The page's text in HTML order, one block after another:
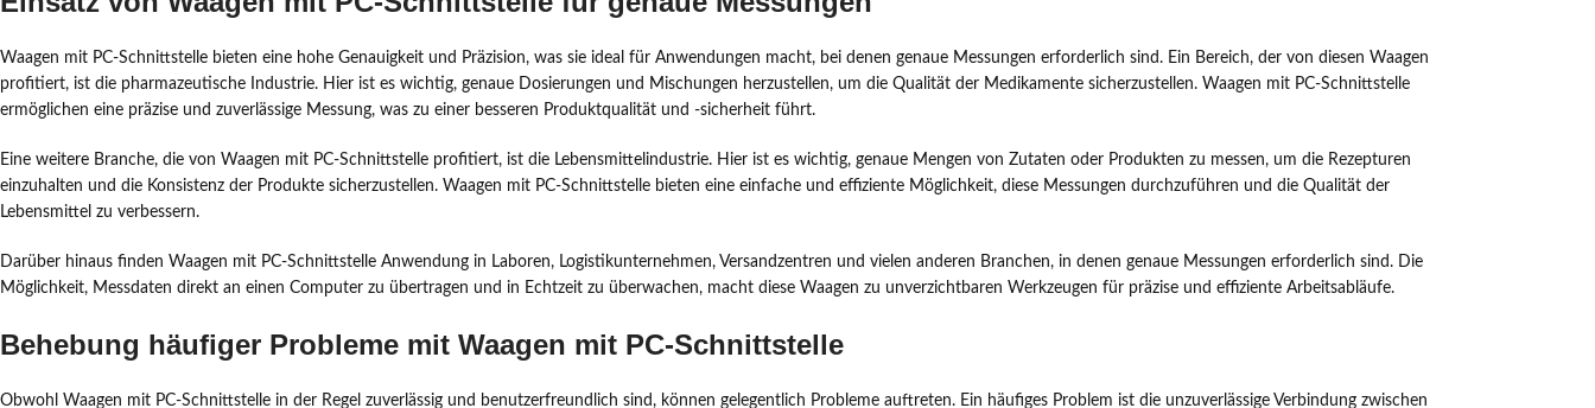
Waagen mit PC-Schnittstelle bieten eine hohe Genauigkeit und Präzision, was sie ideal für Anwendungen macht, bei denen genaue Messungen erforderlich sind. Ein Bereich, der von diesen Waagen
profitiert, ist die pharmazeutische Industrie. Hier ist es wichtig, genaue Dosierungen und Mischungen herzustellen, um die Qualität der Medikamente sicherzustellen. Waagen mit PC-Schnittstelle
ermöglichen eine präzise und zuverlässige Messung, was zu einer besseren Produktqualität und -sicherheit führt.
Eine weitere Branche, die von Waagen mit PC-Schnittstelle profitiert, ist die Lebensmittelindustrie. Hier ist es wichtig, genaue Mengen von Zutaten oder Produkten zu messen, um die Rezepturen
einzuhalten und die Konsistenz der Produkte sicherzustellen. Waagen mit PC-Schnittstelle bieten eine einfache und effiziente Möglichkeit, diese Messungen durchzuführen und die Qualität der
Lebensmittel zu verbessern.
Darüber hinaus finden Waagen mit PC-Schnittstelle Anwendung in Laboren, Logistikunternehmen, Versandzentren und vielen anderen Branchen, in denen genaue Messungen erforderlich sind. Die
Möglichkeit, Messdaten direkt an einen Computer zu übertragen und in Echtzeit zu überwachen, macht diese Waagen zu unverzichtbaren Werkzeugen für präzise und effiziente Arbeitsabläufe.
Behebung häufiger Probleme mit Waagen mit PC-Schnittstelle
Obwohl Waagen mit PC-Schnittstelle in der Regel zuverlässig und benutzerfreundlich sind, können gelegentlich Probleme auftreten. Ein häufiges Problem ist die unzuverlässige Verbindung zwischen